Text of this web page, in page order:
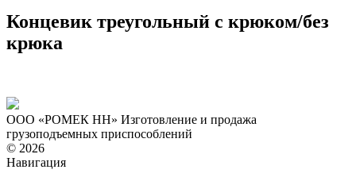
Концевик треугольный с крюком/без
крюка
ООО «РОМЕК НН» Изготовление и продажа
грузоподъемных приспособлений
© 2026
Навигация